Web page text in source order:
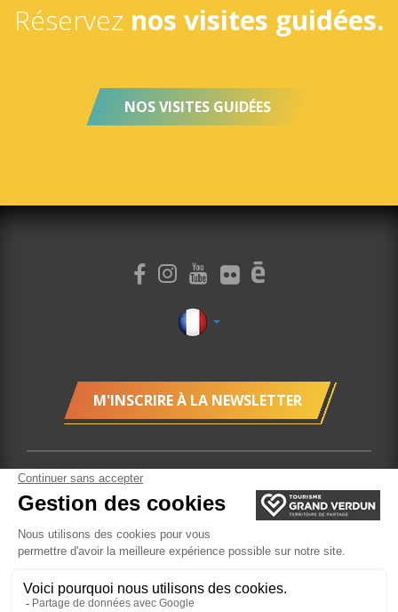
Réservez nos visites guidées.
NOS VISITES GUIDÉES
M'INSCRIRE À LA NEWSLETTER
Plan du site Localisation
Gestion des cookies
Mentions légales Billetterie Site réalisé par l'Agence